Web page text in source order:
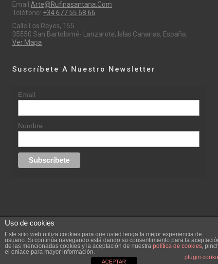
Email:Arte@rufinasantana.com
Teléfono: +34 677 55 68 66
Calle Los Reyes, 155
35550 San Bartolomé- Lanzarote, Islas Canarias, España.
Ver Mapa
Suscríbete A Nuestro Newsletter
Email
Nombre
replica rolex datejust replica rolex day date
Creada por
Uso de cookies
Este sitio web utiliza cookies para que usted tenga la mejor experiencia de
usuario. Si continúa navegando está dando su consentimiento para la
de las mencionadas cookies y la aceptación de nuestra política de cookies,
el enlace para mayor información.
plugin
ACEPTAR